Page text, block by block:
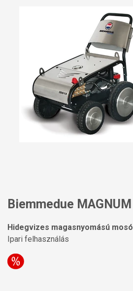
Biemmedue MAGNUM
Hidegvizes magasnyomású mosó
Ipari felhasználás